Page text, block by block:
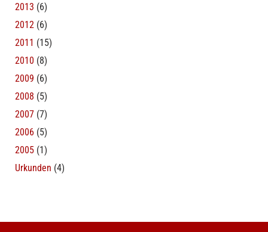
2013 (6)
2012 (6)
2011 (15)
2010 (8)
2009 (6)
2008 (5)
2007 (7)
2006 (5)
2005 (1)
Urkunden (4)